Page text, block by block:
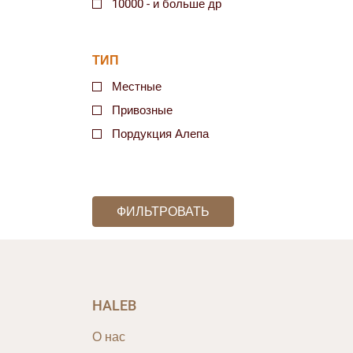
10000 - и больше др
ТИП
Местные
Привозные
Пордукция Алепа
ФИЛЬТРОВАТЬ
HALEB
О нас